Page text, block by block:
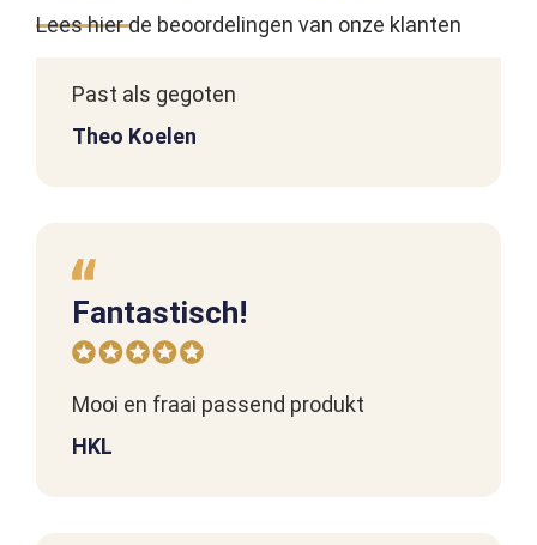
Lees hier de beoordelingen van onze klanten
Past als gegoten
Theo Koelen
Fantastisch!
Mooi en fraai passend produkt
HKL